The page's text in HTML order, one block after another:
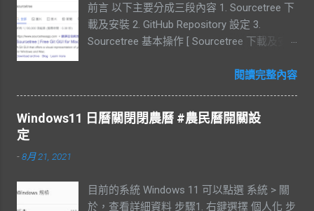
等級是什麼 ? 代表靈寵額外提升的技能等級
提升了追魂祭 2 個等級到 12 級。總共花費了
3 個追魂祭內丹和 3 本技能書。 如果要升到
能書。 總結 1. 符石安裝後是可以再拆掉的。
2. 想要看額外提升的素質，滑鼠可以移至符
石上方查看 資料可能沒有完全正確，有錯誤
政策 開發者實名驗證 此步驟沒有相關證件，
可以跳過 備註 : 如果想透過 DevEco Studio 使
用鴻蒙系統的模擬器，來進行開發。需要完
進行。 HUAWEI DevEco Studio 安裝 此處是
透過 widows 11 執行，過程中出現許多錯
誤。會列在下方 : 下載 64-bit 同意規定 下載
完成後，解壓縮檔案 點選檔案進行安裝 自定
下載完成。 但已經可以正常執行 DevEco
前言 以下主要分成三段內容 1. Sourcetree 下
載及安裝 2. GitHub Repository 設定 3.
Sourcetree 基本操作 [ Sourcetree 下載及安
for Mac OS X 3. 同意權限，點選 Download 4.
Folder 6. 點選 Coutunue 7. Account 註冊部分
可以跳過 8. Sourcetree 安裝完成 9.
Create repository 3. 點選 Settings 可以更改
閱讀完整內容
Windows11 日曆關閉閉農曆 #農民曆開關設
定
-8月 21, 2021
目前的系統 Windows 11 可以點選 系統 > 關
於，查看詳細資料 步驟1. 右鍵選擇 個人化 步